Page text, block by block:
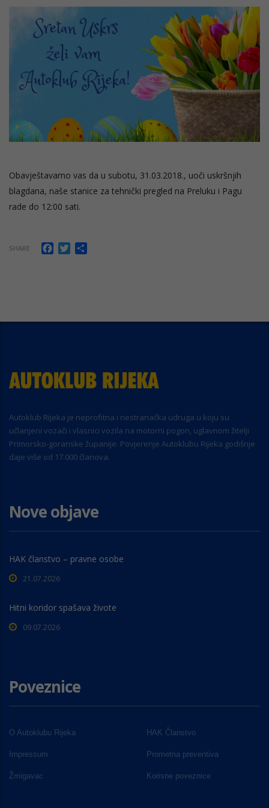
Obavještavamo vas da u subotu, 31.03.2018., uoči uskršnjih
blagdana, naše stanice za tehnički pregled na Preluku i Pagu
rade do 12:00 sati.
SHARE Facebook
Twitter
Autoklub Rijeka je neprofitna i nestranačka udruga u koju su
učlanjeni vozači i vlasnici vozila na motorni pogon, uglavnom žitelji
Primorsko-goranske županije. Povjerenje Autoklubu Rijeka godišnje
daje više od 17.000 članova.
Nove objave
HAK članstvo – pravne osobe
21.07.2026
Hitni koridor spašava živote
09.07.2026
Poveznice
O Autoklubu Rijeka HAK Članstvo
Impressum Prometna preventiva
Žmigavac Korisne poveznice